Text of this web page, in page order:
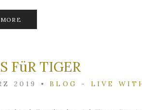
FüR TIGER
2019 •BLOG - LIVE